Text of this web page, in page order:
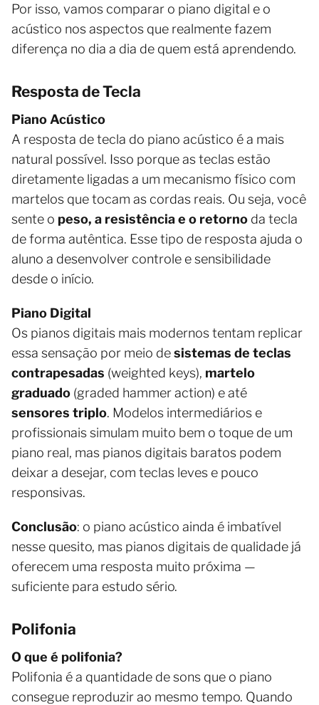
Por isso, vamos comparar o piano digital e o
acústico nos aspectos que realmente fazem
diferença no dia a dia de quem está aprendendo.
Resposta de Tecla
Piano Acústico
A resposta de tecla do piano acústico é a mais
natural possível. Isso porque as teclas estão
diretamente ligadas a um mecanismo físico com
martelos que tocam as cordas reais. Ou seja, você
sente o peso, a resistência e o retorno da tecla
de forma autêntica. Esse tipo de resposta ajuda o
aluno a desenvolver controle e sensibilidade
desde o início.
Piano Digital
Os pianos digitais mais modernos tentam replicar
essa sensação por meio desistemas de teclas
contrapesadas (weighted keys), martelo
graduado (graded hammer action) e até
sensores triplo. Modelos intermediários e
profissionais simulam muito bem o toque de um
piano real, mas pianos digitais baratos podem
deixar a desejar, com teclas leves e pouco
responsivas.
Conclusão: o piano acústico ainda é imbatível
nesse quesito, mas pianos digitais de qualidade já
oferecem uma resposta muito próxima —
suficiente para estudo sério.
Polifonia
O que é polifonia?
Polifonia é a quantidade de sons que o piano
consegue reproduzir ao mesmo tempo. Quando